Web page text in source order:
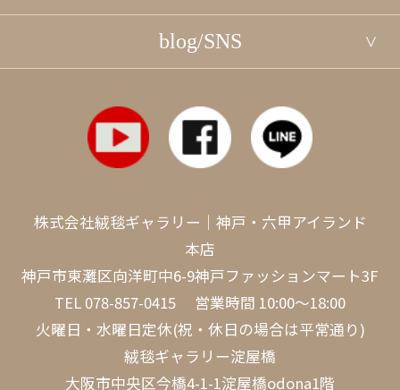
blog/SNS
株式会社絨毯ギャラリー｜神戸・六甲アイランド
本店
神戸市東灘区向洋町中6-9神戸ファッションマート3F
TEL 078-857-0415 営業時間 10:00～18:00
火曜日・水曜日定休(祝・休日の場合は平常通り)
絨毯ギャラリー淀屋橋
大阪市中央区今橋4-1-1淀屋橋odona1階